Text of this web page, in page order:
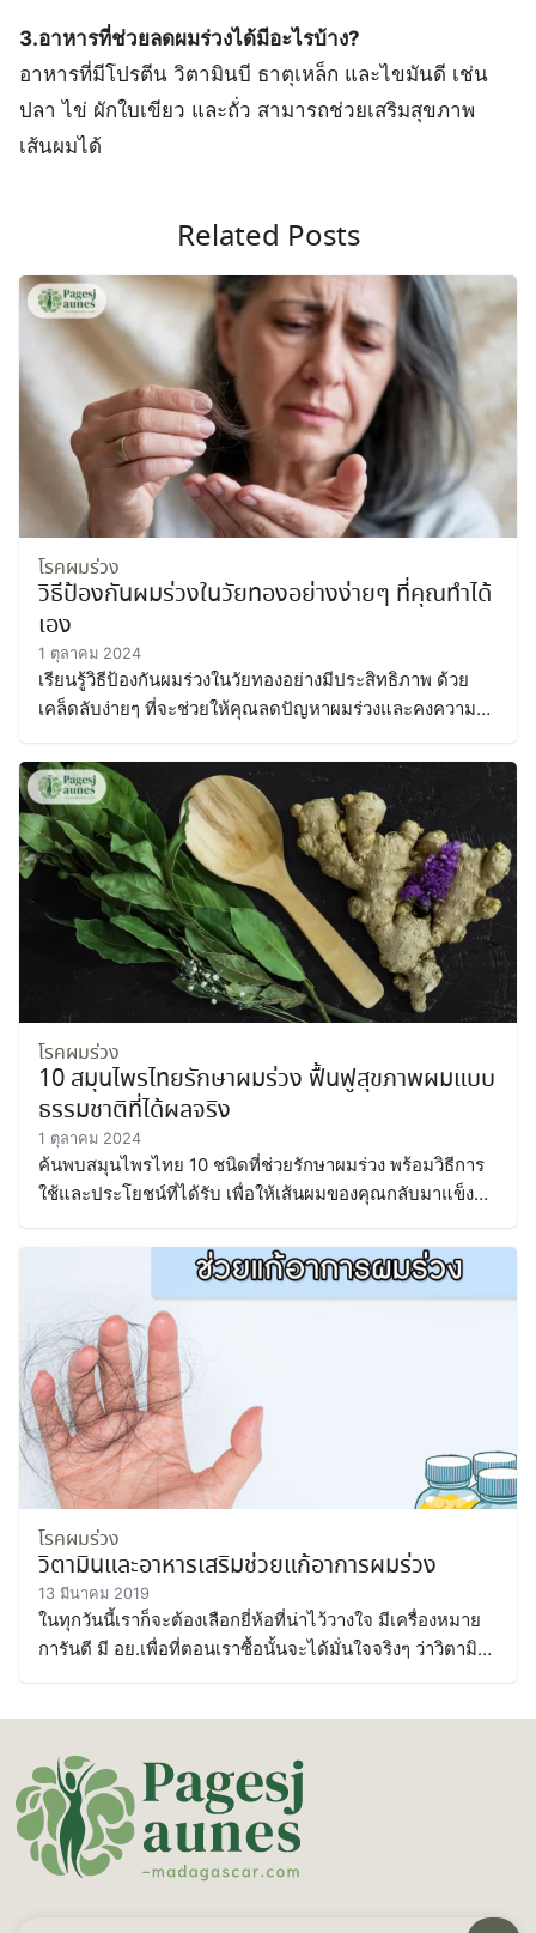
3.อาหารที่ช่วยลดผมร่วงได้มีอะไรบ้าง?
อาหารที่มีโปรตีน วิตามินบี ธาตุเหล็ก และไขมันดี เช่น
ปลา ไข่ ผักใบเขียว และถั่ว สามารถช่วยเสริมสุขภาพ
เส้นผมได้
Related Posts
โรคผมร่วง
วิธีป้องกันผมร่วงในวัยทองอย่างง่ายๆ ที่คุณทำได้
เอง
1 ตุลาคม 2024
เรียนรู้วิธีป้องกันผมร่วงในวัยทองอย่างมีประสิทธิภาพ ด้วย
เคล็ดลับง่ายๆ ที่จะช่วยให้คุณลดปัญหาผมร่วงและคงความ
โรคผมร่วง
10 สมุนไพรไทยรักษาผมร่วง ฟื้นฟูสุขภาพผมแบบ
ธรรมชาติที่ได้ผลจริง
1 ตุลาคม 2024
ค้นพบสมุนไพรไทย 10 ชนิดที่ช่วยรักษาผมร่วง พร้อมวิธีการ
ใช้และประโยชน์ที่ได้รับ เพื่อให้เส้นผมของคุณกลับมาแข็ง
โรคผมร่วง
วิตามินและอาหารเสริมช่วยแก้อาการผมร่วง
13 มีนาคม 2019
ในทุกวันนี้เราก็จะต้องเลือกยี่ห้อที่น่าไว้วางใจ มีเครื่องหมาย
การันตี มี อย.เพื่อที่ตอนเราซื้อนั้นจะได้มั่นใจจริงๆ ว่าวิตามิน